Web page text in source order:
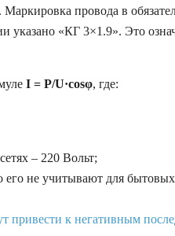
. Маркировка провода в
указано «КГ 3×1.9». Это
I = P/U·cosφ, где:
– 220 Вольт;
не учитывают для бытовых